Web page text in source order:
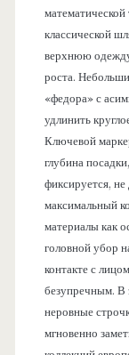
классической
верхнюю
роста.
«федора» с
удлинить
Ключевой
глубина
фиксируется,
максимальный
материалы как
головной убор
контакте с
безупречным. В
неровные
мгновенно